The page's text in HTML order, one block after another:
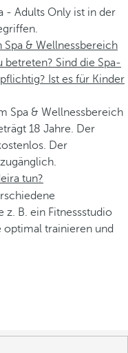
- Adults Only ist in der
Spa & Wellnessbereich
Sind die Spa-
Ist es für Kinder
Spa & Wellnessbereich
18 Jahre. Der
Der
tun?
z. B. ein Fitnessstudio
optimal trainieren und